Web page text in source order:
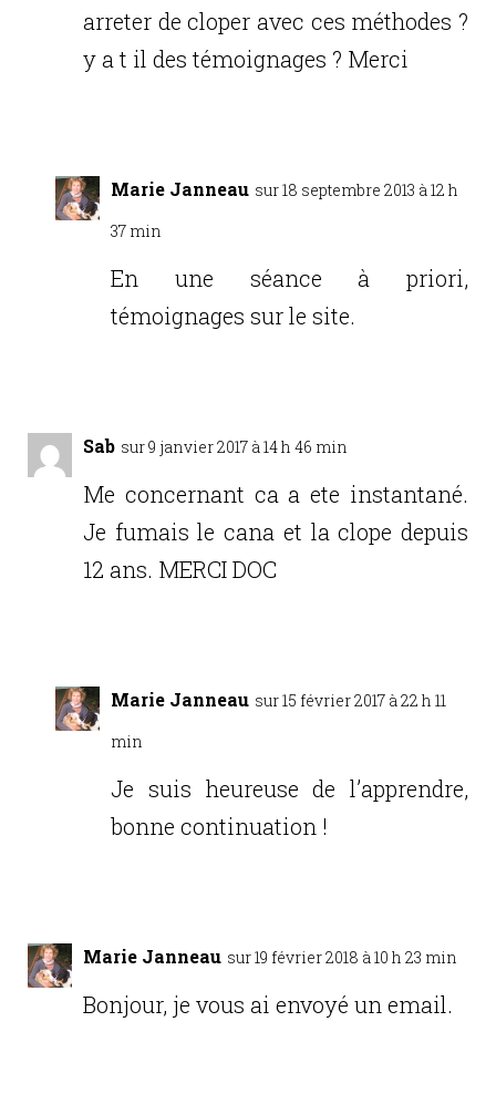
arreter de cloper avec ces méthodes ?
y a t il des témoignages ? Merci
Marie Janneau sur 18 septembre 2013 à 12 h
37 min
En une séance à priori,
témoignages sur le site.
Sab sur 9 janvier 2017 à 14 h 46 min
Me concernant ca a ete instantané.
Je fumais le cana et la clope depuis
12 ans. MERCI DOC
Marie Janneau sur 15 février 2017 à 22 h 11
min
Je suis heureuse de l’apprendre,
bonne continuation !
Marie Janneau sur 19 février 2018 à 10 h 23 min
Bonjour, je vous ai envoyé un email.